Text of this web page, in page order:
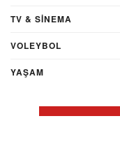
TV & SINEMA
VOLEYBOL
YAŞAM